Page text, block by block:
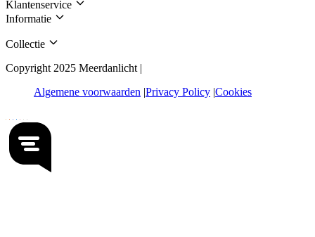
Klantenservice
Informatie
Collectie
Copyright 2025 Meerdanlicht |
Algemene voorwaarden Privacy Policy Cookies